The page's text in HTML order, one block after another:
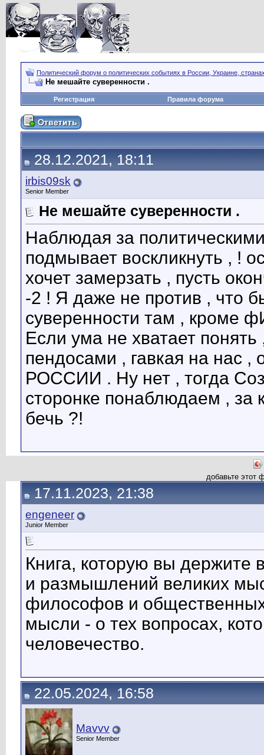
Политический форум о политических событиях в России, Украине,
Не мешайте суверенности .
Регистрация Правила форума
28.12.2021, 18:11
irbis09sk
Senior Member
Не мешайте суверенности .
Наблюдая за
подмывает воскликнуть , !
хочет замерзать , пусть
-2 ! Я даже не против , что
суверенности там ,
Если ума не хватает
пендосами , гавкая на нас ,
РОССИИ . Ну нет , тогда
сторонке понаблюдаем , за
бечь ?!
добавьте этот
17.11.2023, 21:38
engeneer
Junior Member
Книга, которую вы держите
и размышлений великих
философов и
мысли - о тех вопросах,
человечество.
22.05.2024, 16:58
Mavvv
Senior Member